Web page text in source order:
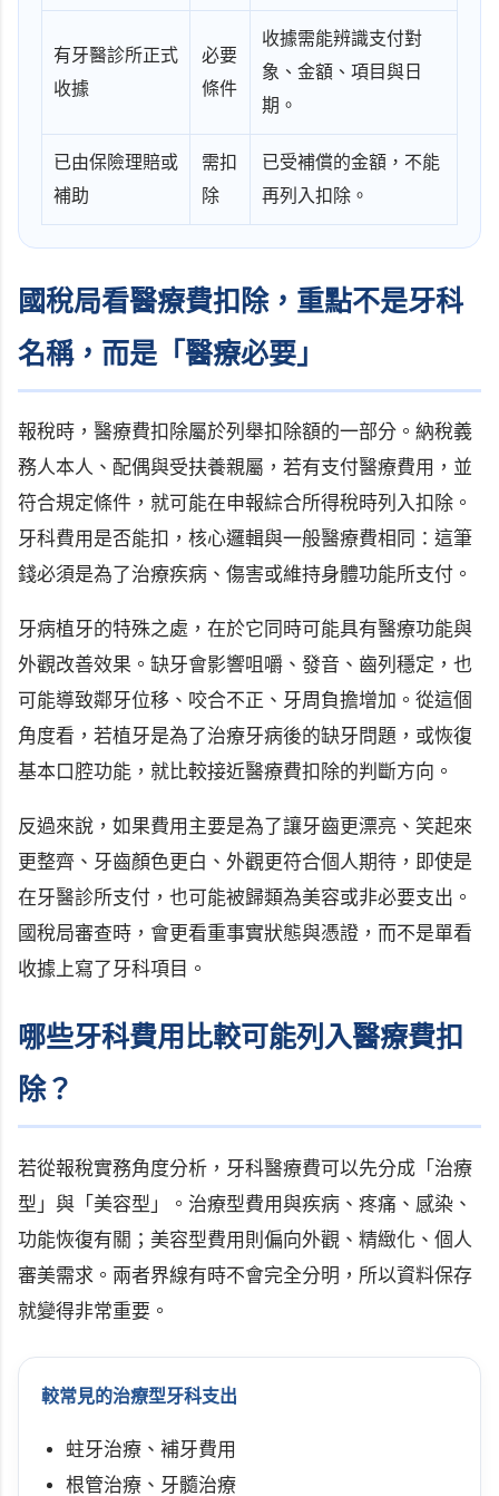
有牙醫診所正式
收據
必要
條件
收據需能辨識支付對
象、金額、項目與日
期。
已由保險理賠或
補助
需扣
除
已受補償的金額，不能
再列入扣除。
國稅局看醫療費扣除，重點不是牙科
名稱，而是「醫療必要」
報稅時，醫療費扣除屬於列舉扣除額的一部分。納稅義
務人本人、配偶與受扶養親屬，若有支付醫療費用，並
符合規定條件，就可能在申報綜合所得稅時列入扣除。
牙科費用是否能扣，核心邏輯與一般醫療費相同：這筆
錢必須是為了治療疾病、傷害或維持身體功能所支付。
牙病植牙的特殊之處，在於它同時可能具有醫療功能與
外觀改善效果。缺牙會影響咀嚼、發音、齒列穩定，也
可能導致鄰牙位移、咬合不正、牙周負擔增加。從這個
角度看，若植牙是為了治療牙病後的缺牙問題，或恢復
基本口腔功能，就比較接近醫療費扣除的判斷方向。
反過來說，如果費用主要是為了讓牙齒更漂亮、笑起來
更整齊、牙齒顏色更白、外觀更符合個人期待，即使是
在牙醫診所支付，也可能被歸類為美容或非必要支出。
國稅局審查時，會更看重事實狀態與憑證，而不是單看
收據上寫了牙科項目。
哪些牙科費用比較可能列入醫療費扣
除？
若從報稅實務角度分析，牙科醫療費可以先分成「治療
型」與「美容型」。治療型費用與疾病、疼痛、感染、
功能恢復有關；美容型費用則偏向外觀、精緻化、個人
審美需求。兩者界線有時不會完全分明，所以資料保存
就變得非常重要。
較常見的治療型牙科支出
蛀牙治療、補牙費用
根管治療、牙髓治療